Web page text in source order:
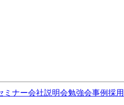
ミナー会社説明会勉強会事例採用